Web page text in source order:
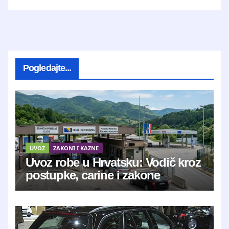
Pogledajte...
UVOZ ZAKONI I KAZNE
Uvoz robe u Hrvatsku: Vodič kroz
postupke, carine i zakone